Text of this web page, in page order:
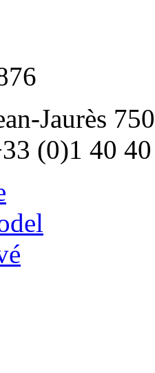
Jaurès
(0)1 40